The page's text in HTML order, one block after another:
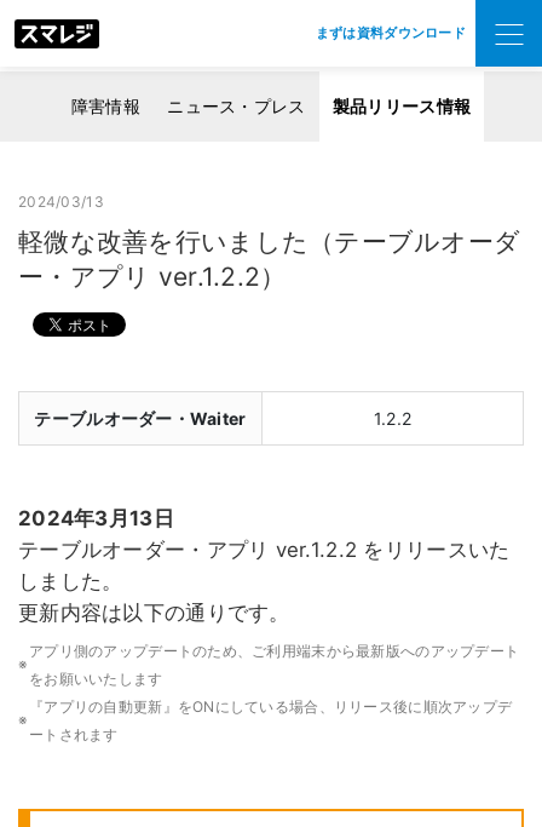
まずは資料ダウンロード
障害情報 ニュース・プレス 製品リリース情報
2024/03/13
軽微な改善を行いました（テーブルオーダ
ー・アプリ ver.1.2.2）
テーブルオーダー・Waiter 1.2.2
2024年3月13日
テーブルオーダー・アプリ ver.1.2.2 をリリースいた
しました。
更新内容は以下の通りです。
※
アプリ側のアップデートのため、ご利用端末から最新版へのアップデート
をお願いいたします
※
『アプリの自動更新』をONにしている場合、リリース後に順次アップデ
ートされます